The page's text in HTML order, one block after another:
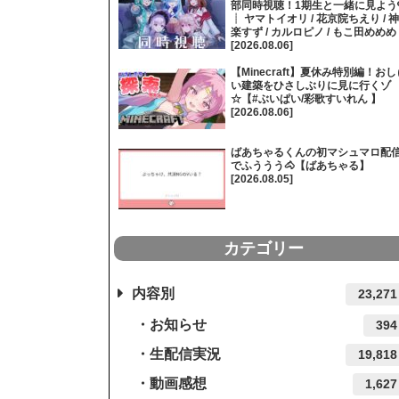
部同時視聴！1期生と一緒に見よ
┊ ヤマトイオリ / 花京院ちえり / 神
楽すず / カルロピノ / もこ田めめめ
[2026.08.06]
【Minecraft】夏休み特別編！おし
い建築をひさしぶりに見に行くゾ
☆【#ぶいぱい/彩歌すいれん 】
[2026.08.06]
ばあちゃるくんの初マシュマロ配
でふううう🐴【ばあちゃる】
[2026.08.05]
カテゴリー
内容別 23,271
お知らせ 394
生配信実況 19,818
動画感想 1,627